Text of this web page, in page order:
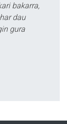
bakarra,
dau
gura